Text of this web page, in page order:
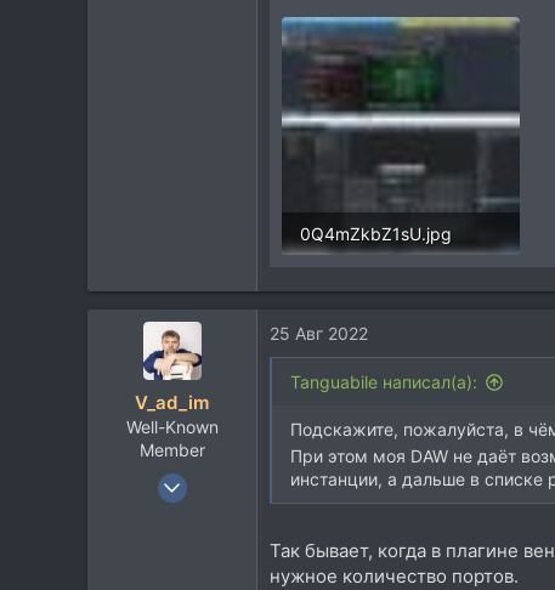
0Q4mZkbZ1sU.jpg
V_ad_im
Well-Known
Member
1 Ноя 2006
25 Авг 2022
Tanguabile написал(а):
Подскажите, пожалуйста, в
При этом моя DAW не даёт
инстанции, а дальше в списке
Так бывает, когда в плагине
нужное количество портов.